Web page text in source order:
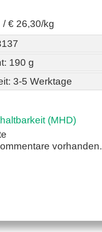
/€ 26,30/kg
190 g
3-5 Werktage
(MHD)
vorhanden.